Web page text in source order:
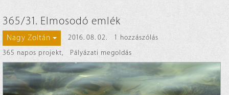
365/31. Elmosodó emlék
Nagy Zoltán 2016. 08. 02.
1 hozzászólás
365 napos projekt, Pályázati megoldás